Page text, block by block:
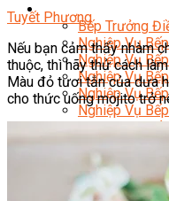
Đầu Bếp
Bếp Trưởng
Nghiệp Vụ
Nghiệp Vụ
Nghiệp Vụ
Nghiệp Vụ
Nghiệp Vụ
Nghiệp Vụ
Nghiệp Vụ
Nghiệp Vụ
Nghiệp Vụ
Nghiệp Vụ
Tuyết Phương
Nếu bạn cảm thấy nhàm
thuộc, thì hãy thử cách
Màu đỏ tươi tắn của dưa
cho thức uống mojito trở